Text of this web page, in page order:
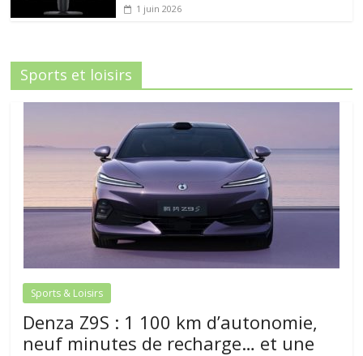
1 juin 2026
Sports et loisirs
Sports & Loisirs
Denza Z9S : 1 100 km d’autonomie,
neuf minutes de recharge… et une